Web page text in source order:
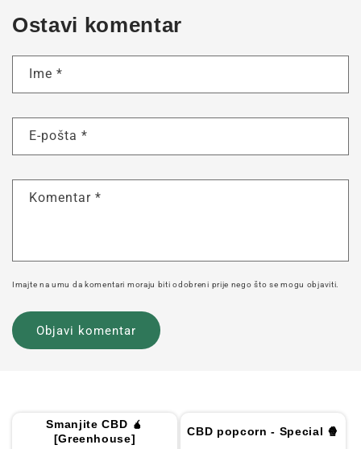
Ostavi komentar
Ime *
E-pošta *
Komentar *
Imajte na umu da komentari moraju biti odobreni prije nego što se mogu objaviti.
Smanjite CBD 🧉
[Greenhouse]
CBD popcorn - Special 🍿